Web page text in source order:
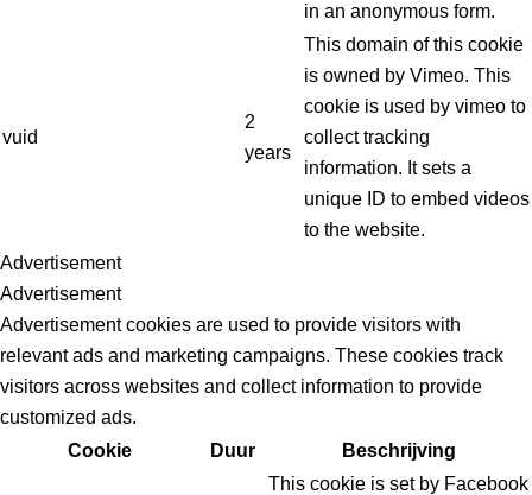
in an anonymous form.
vuid
2
years
This domain of this cookie
is owned by Vimeo. This
cookie is used by vimeo to
collect tracking
information. It sets a
unique ID to embed videos
to the website.
Advertisement
Advertisement
Advertisement cookies are used to provide visitors with
relevant ads and marketing campaigns. These cookies track
visitors across websites and collect information to provide
customized ads.
Cookie
Duur Beschrijving
This cookie is set by Facebook